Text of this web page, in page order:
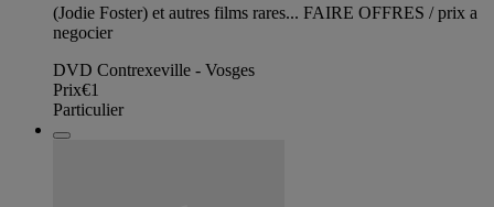
(Jodie Foster) et autres films rares... FAIRE OFFRES / prix a
negocier
DVD Contrexeville - Vosges
Prix€1
Particulier